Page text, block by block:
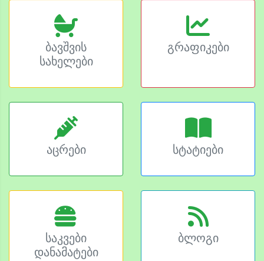
ბავშვის
სახელები
გრაფიკები
აცრები სტატიები
საკვები
დანამატები
ბლოგი